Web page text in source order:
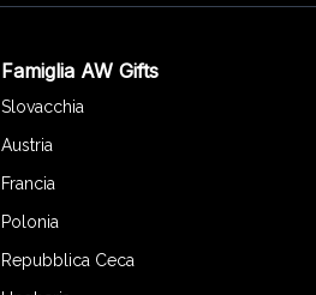
Famiglia AW Gifts
Slovacchia
Austria
Francia
Polonia
Repubblica Ceca